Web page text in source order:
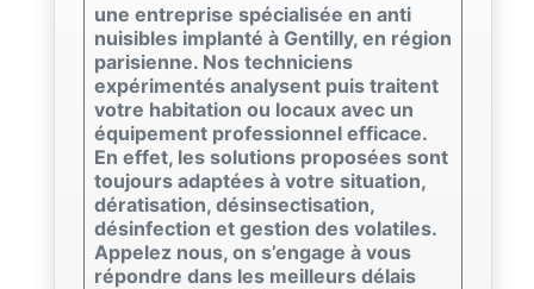
une entreprise spécialisée en anti
nuisibles implanté à Gentilly, en région
parisienne. Nos techniciens
expérimentés analysent puis traitent
votre habitation ou locaux avec un
équipement professionnel efficace.
En effet, les solutions proposées sont
toujours adaptées à votre situation,
dératisation, désinsectisation,
désinfection et gestion des volatiles.
Appelez nous, on s’engage à vous
répondre dans les meilleurs délais